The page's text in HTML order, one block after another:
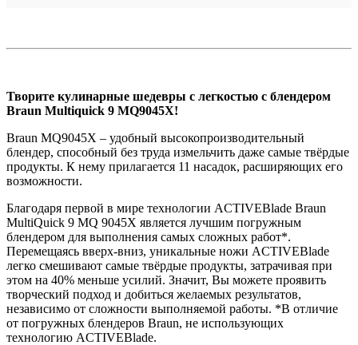
Творите кулинарные шедевры с легкостью с блендером
Braun Multiquick 9 MQ9045X!
Braun MQ9045X – удобный высокопроизводительный
блендер, способный без труда измельчить даже самые твёрдые
продукты. К нему прилагается 11 насадок, расширяющих его
возможности.
Благодаря первой в мире технологии ACTIVEBlade Braun
MultiQuick 9 MQ 9045X является лучшим погружным
блендером для выполнения самых сложных работ*.
Перемещаясь вверх-вниз, уникальные ножи ACTIVEBlade
легко смешивают самые твёрдые продукты, затрачивая при
этом на 40% меньше усилий. Значит, Вы можете проявить
творческий подход и добиться желаемых результатов,
независимо от сложности выполняемой работы. *В отличие
от погружных блендеров Braun, не использующих
технологию ACTIVEBlade.